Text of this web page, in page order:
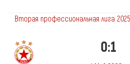
Вторая профессиональная лига
0:1